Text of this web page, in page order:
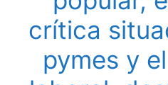
crítica
pymes y